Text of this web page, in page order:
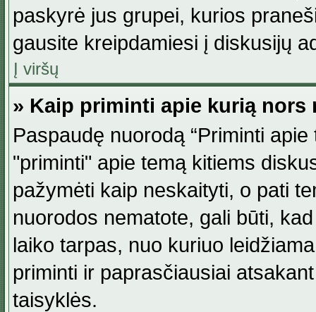
paskyrė jus grupei, kurios
gausite kreipdamiesi į diskusijų
Į viršų
» Kaip priminti apie kurią nors
Paspaudę nuorodą “Priminti
"priminti" apie temą kitiems
pažymėti kaip neskaityti, o pati
nuorodos nematote, gali būti,
laiko tarpas, nuo kuriuo
priminti ir paprasčiausiai
taisyklės.